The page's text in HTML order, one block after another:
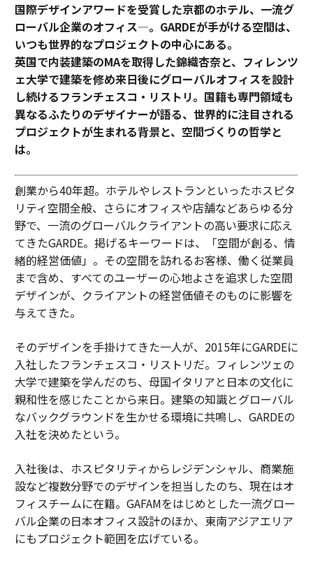
国際デザインアワードを受賞した京都のホテル、一流グ
ローバル企業のオフィス—。GARDEが手がける空間は、
いつも世界的なプロジェクトの中心にある。
英国で内装建築のMAを取得した錦織杏奈と、フィレンツ
ェ大学で建築を修め来日後にグローバルオフィスを設計
し続けるフランチェスコ・リストリ。国籍も専門領域も
異なるふたりのデザイナーが語る、世界的に注目される
プロジェクトが生まれる背景と、空間づくりの哲学と
は。
創業から40年超。ホテルやレストランといったホスピタ
リティ空間全般、さらにオフィスや店舗などあらゆる分
野で、一流のグローバルクライアントの高い要求に応え
てきたGARDE。掲げるキーワードは、「空間が創る、情
緒的経営価値」。その空間を訪れるお客様、働く従業員
まで含め、すべてのユーザーの心地よさを追求した空間
デザインが、クライアントの経営価値そのものに影響を
与えてきた。
そのデザインを手掛けてきた一人が、2015年にGARDEに
入社したフランチェスコ・リストリだ。フィレンツェの
大学で建築を学んだのち、母国イタリアと日本の文化に
親和性を感じたことから来日。建築の知識とグローバル
なバックグラウンドを生かせる環境に共鳴し、GARDEの
入社を決めたという。
入社後は、ホスピタリティからレジデンシャル、商業施
設など複数分野でのデザインを担当したのち、現在はオ
フィスチームに在籍。GAFAMをはじめとした一流グロー
バル企業の日本オフィス設計のほか、東南アジアエリア
にもプロジェクト範囲を広げている。